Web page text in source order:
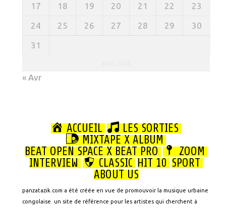
17 18 19 20 21 22 23
24 25 26 27 28 29 30
31
« Avr
ACCUEIL
LES SORTIES
MIXTAPE X ALBUM
BEAT OPEN SPACE X BEAT PRO
ZOOM
INTERVIEW
CLASSIC HIT 10 SPORT
ABOUT US
panzatazik.com a été créée en vue de promouvoir la musique urbaine
congolaise. un site de référence pour les artistes qui cherchent à